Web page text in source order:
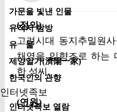
가문을 빛낸 인물
유적지 탐방
유 물
제양일가(濟陽一家)
한국인의 관향
인터넷족보
인터넷족보 열람
(정의)
고려시대 동지추밀원
채영을 입향조로 하는
한 성씨.
(연원)